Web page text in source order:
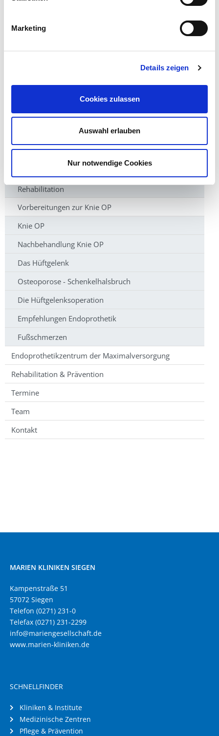
Marketing
Details zeigen
Cookies zulassen
Auswahl erlauben
Nur notwendige Cookies
Sportverletzungen
Arthrose - Ursache und Wirkung
Diagnoseverfahren
Konservative Behandlungen
Sport und künstliches Gelenk
Rehabilitation
Vorbereitungen zur Knie OP
Knie OP
Nachbehandlung Knie OP
Das Hüftgelenk
Osteoporose - Schenkelhalsbruch
Die Hüftgelenksoperation
Empfehlungen Endoprothetik
Fußschmerzen
Endoprothetikzentrum der Maximalversorgung
Rehabilitation & Prävention
Termine
Team
Kontakt
MARIEN KLINIKEN SIEGEN
Kampenstraße 51
57072 Siegen
Telefon (0271) 231-0
Telefax (0271) 231-2299
info@mariengesellschaft.de
www.marien-kliniken.de
SCHNELLFINDER
Kliniken & Institute
Medizinische Zentren
Pflege & Prävention